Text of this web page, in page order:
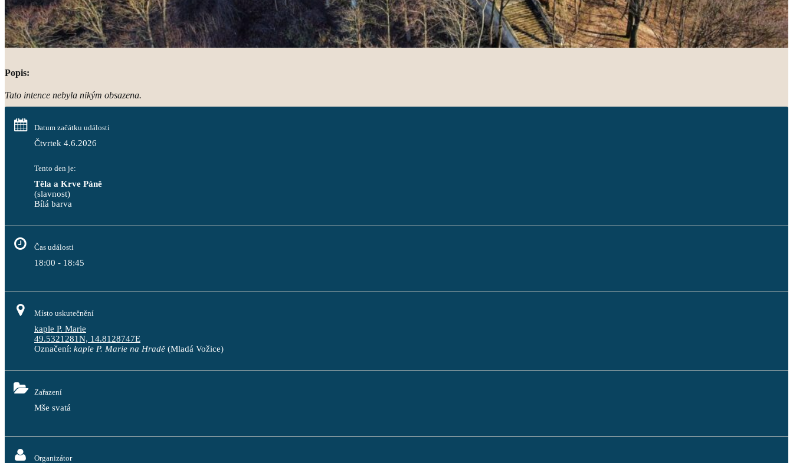
Popis:
Tato intence nebyla nikým obsazena.
Datum začátku události
Čtvrtek 4.6.2026
Tento den je:
Těla a Krve Páně
(slavnost)
Bílá barva
Čas události
18:00 - 18:45
Místo uskutečnění
kaple P. Marie
49.5321281N, 14.8128747E
Označení: kaple P. Marie na Hradě (Mladá Vožice)
Zařazení
Mše svatá
Organizátor